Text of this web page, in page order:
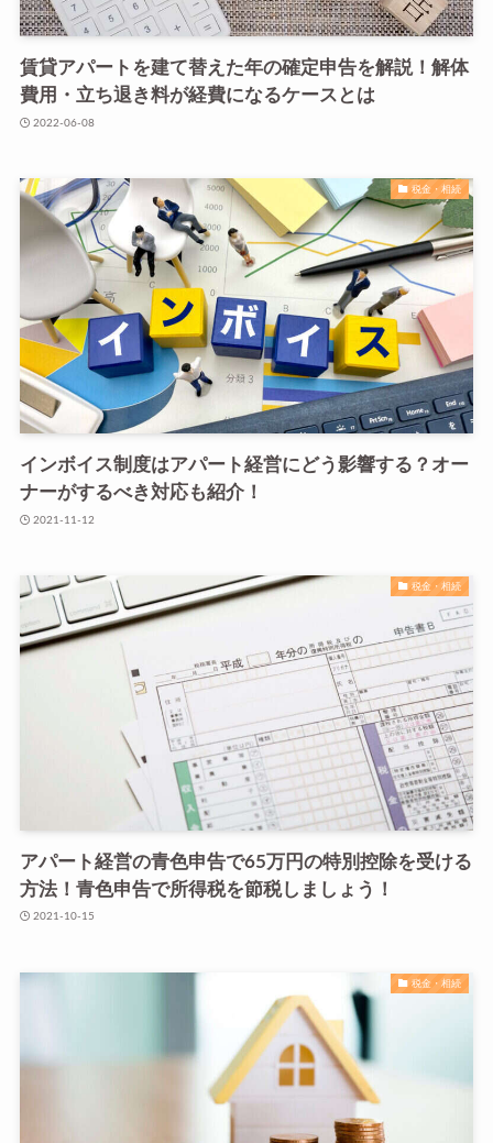
賃貸アパートを建て替えた年の確定申告を解説！解体
費用・立ち退き料が経費になるケースとは
2022-06-08
税金・相続
インボイス制度はアパート経営にどう影響する？オー
ナーがするべき対応も紹介！
2021-11-12
税金・相続
アパート経営の青色申告で65万円の特別控除を受ける
方法！青色申告で所得税を節税しましょう！
2021-10-15
税金・相続